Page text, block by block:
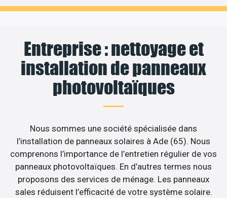
Entreprise : nettoyage et
installation de panneaux
photovoltaïques
Nous sommes une société spécialisée dans
l’installation de panneaux solaires à Ade (65). Nous
comprenons l’importance de l’entretien régulier de vos
panneaux photovoltaïques. En d’autres termes nous
proposons des services de ménage. Les panneaux
sales réduisent l’efficacité de votre système solaire.